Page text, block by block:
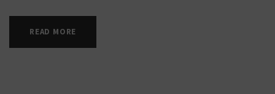
READ MORE